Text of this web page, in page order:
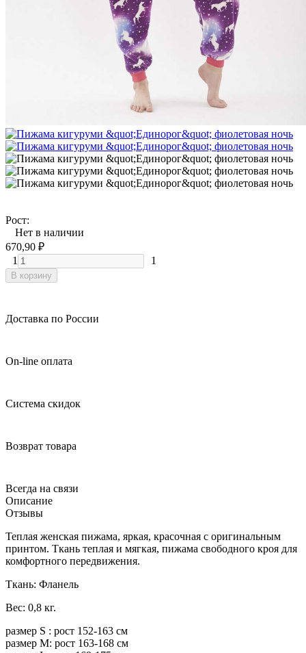
Рост:
Нет в наличии
670,90 ₽
1
1
В корзину
Доставка по России
On-line оплата
Система скидок
Возврат товара
Всегда на связи
Описание
Отзывы
Теплая женская пижама, яркая, красочная с оригинальным
принтом. Ткань теплая и мягкая, пижама свободного кроя для
комфортного передвижения.
Ткань: Фланель
Вес: 0,8 кг.
размер S : рост 152-163 см
размер M: рост 163-168 см